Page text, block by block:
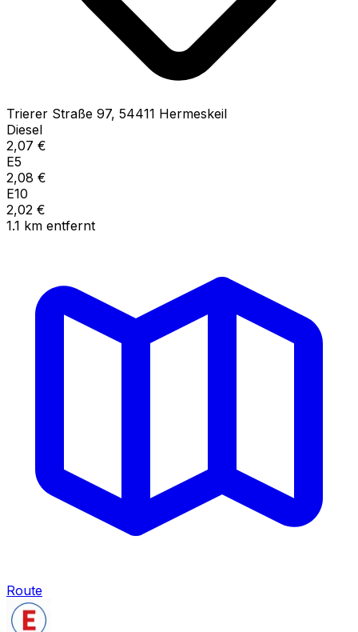
Trierer Straße 97, 54411 Hermeskeil
Diesel
2,07 €
E5
2,08 €
E10
2,02 €
1.1 km entfernt
Route